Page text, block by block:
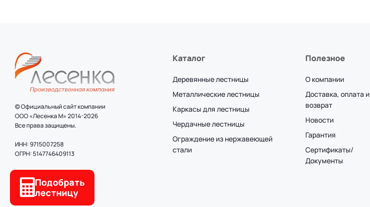
© Официальный сайт компании
ООО «Лесенка М» 2014-2026
Все права защищены.
ИНН: 9715007258
ОГРН: 5147746409113
Каталог
Деревянные лестницы
Металлические лестницы
Каркасы для лестницы
Чердачные лестницы
Ограждение из нержавеющей
стали
Полезное
О компании
Доставка, оплата и
возврат
Новости
Гарантия
Сертификаты/
Документы
Подобрать
лестницу